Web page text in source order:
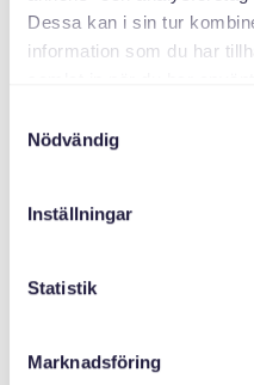
Dessa kan i sin tur
information som du har
Nödvändig
Inställningar
Statistik
Marknadsföring